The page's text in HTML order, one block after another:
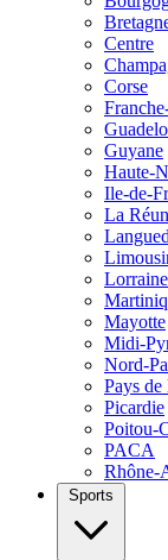
Centre
Corse
Guyane
Haute-
Ile-de-
La
Lorraine
Mayotte
Midi-
Nord-
Pays
Picardie
Poitou-
PACA
Rhône-
Sports